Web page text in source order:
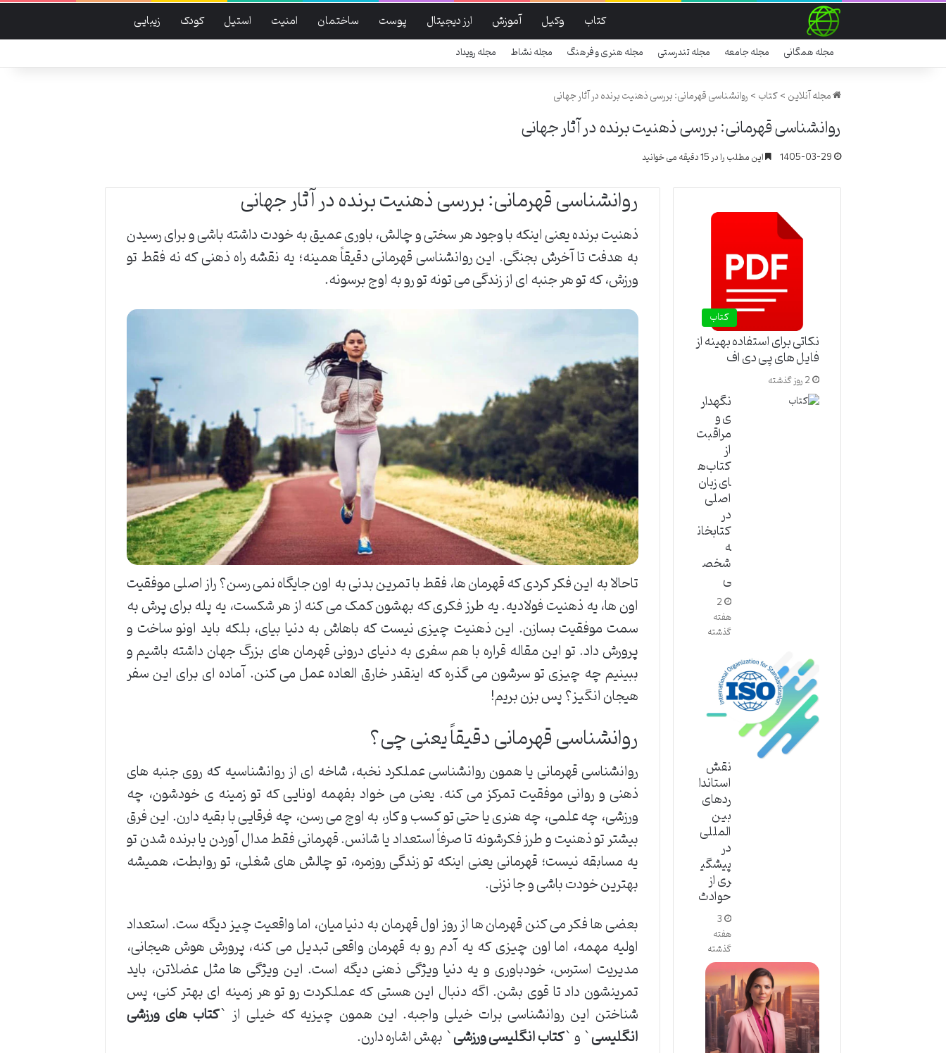
کتاب وکیل آموزش ارز دیجیتال پوست ساختمان امنیت استیل کودک زیبایی
مجله همگانی مجله جامعه مجله تندرستی مجله هنری و فرهنگ مجله نشاط مجله رویداد
مجله آنلاین>کتاب>روانشناسی قهرمانی: بررسی ذهنیت برنده در آثار جهانی
روانشناسی قهرمانی: بررسی ذهنیت برنده در آثار جهانی
1405-03-29 این مطلب را در 15 دقیقه می خوانید
روانشناسی قهرمانی: بررسی ذهنیت برنده در آثار جهانی
ذهنیت برنده یعنی اینکه با وجود هر سختی و چالش، باوری عمیق به خودت داشته باشی و برای رسیدن
به هدفت تا آخرش بجنگی. این روانشناسی قهرمانی دقیقاً همینه؛ یه نقشه راه ذهنی که نه فقط تو
ورزش، که تو هر جنبه ای از زندگی می تونه تو رو به اوج برسونه.
تاحالا به این فکر کردی که قهرمان ها، فقط با تمرین بدنی به اون جایگاه نمی رسن؟ راز اصلی موفقیت
اون ها، یه ذهنیت فولادیه. یه طرز فکری که بهشون کمک می کنه از هر شکست، یه پله برای پرش به
سمت موفقیت بسازن. این ذهنیت چیزی نیست که باهاش به دنیا بیای، بلکه باید اونو ساخت و
پرورش داد. تو این مقاله قراره با هم سفری به دنیای درونی قهرمان های بزرگ جهان داشته باشیم و
ببینیم چه چیزی تو سرشون می گذره که اینقدر خارق العاده عمل می کنن. آماده ای برای این سفر
هیجان انگیز؟ پس بزن بریم!
روانشناسی قهرمانی دقیقاً یعنی چی؟
روانشناسی قهرمانی یا همون روانشناسی عملکرد نخبه، شاخه ای از روانشناسیه که روی جنبه های
ذهنی و روانی موفقیت تمرکز می کنه. یعنی می خواد بفهمه اونایی که تو زمینه ی خودشون، چه
ورزشی، چه علمی، چه هنری یا حتی تو کسب و کار، به اوج می رسن، چه فرقایی با بقیه دارن. این فرق
بیشتر تو ذهنیت و طرز فکرشونه تا صرفاً استعداد یا شانس. قهرمانی فقط مدال آوردن یا برنده شدن تو
یه مسابقه نیست؛ قهرمانی یعنی اینکه تو زندگی روزمره، تو چالش های شغلی، تو روابطت، همیشه
بهترین خودت باشی و جا نزنی.
بعضی ها فکر می کنن قهرمان ها از روز اول قهرمان به دنیا میان، اما واقعیت چیز دیگه ست. استعداد
اولیه مهمه، اما اون چیزی که یه آدم رو به قهرمان واقعی تبدیل می کنه، پرورش هوش هیجانی،
مدیریت استرس، خودباوری و یه دنیا ویژگی ذهنی دیگه است. این ویژگی ها مثل عضلاتن، باید
تمرینشون داد تا قوی بشن. اگه دنبال این هستی که عملکردت رو تو هر زمینه ای بهتر کنی، پس
شناختن این روانشناسی برات خیلی واجبه. این همون چیزیه که خیلی از `کتاب های ورزشی
انگلیسی` و `کتاب انگلیسی ورزشی` بهش اشاره دارن.
کتاب
نکاتی برای استفاده بهینه از
فایل های پی دی اف
2 روز گذشته
نگهدار
ی و
مراقبت
از
کتاب‌ه
ای زبان
اصلی
در
کتابخان
ه
شخص
ی
2
هفته
گذشته
نقش
استاندا
ردهای
بین
المللی
در
پیشگی
ری از
حوادث
3
هفته
گذشته